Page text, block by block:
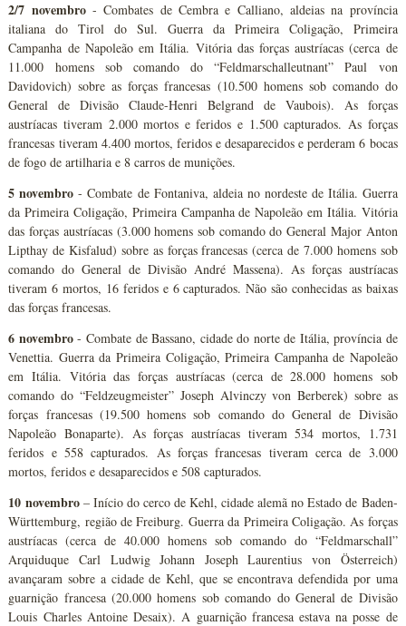
2/7 novembro- Combates de Cembra e Calliano, aldeias na província
italiana do Tirol do Sul. Guerra da Primeira Coligação, Primeira
Campanha de Napoleão em Itália. Vitória das forças austríacas (cerca de
11.000 homens sob comando do “Feldmarschalleutnant” Paul von
Davidovich) sobre as forças francesas (10.500 homens sob comando do
General de Divisão Claude-Henri Belgrand de Vaubois). As forças
austríacas tiveram 2.000 mortos e feridos e 1.500 capturados. As forças
francesas tiveram 4.400 mortos, feridos e desaparecidos e perderam 6 bocas
de fogo de artilharia e 8 carros de munições.
5 novembro - Combate de Fontaniva, aldeia no nordeste de Itália. Guerra
da Primeira Coligação, Primeira Campanha de Napoleão em Itália. Vitória
das forças austríacas (3.000 homens sob comando do General Major Anton
Lipthay de Kisfalud) sobre as forças francesas (cerca de 7.000 homens sob
comando do General de Divisão André Massena). As forças austríacas
tiveram 6 mortos, 16 feridos e 6 capturados. Não são conhecidas as baixas
das forças francesas.
6 novembro- Combate de Bassano, cidade do norte de Itália, província de
Venettia. Guerra da Primeira Coligação, Primeira Campanha de Napoleão
em Itália. Vitória das forças austríacas (cerca de 28.000 homens sob
comando do “Feldzeugmeister” Joseph Alvinczy von Berberek) sobre as
forças francesas (19.500 homens sob comando do General de Divisão
Napoleão Bonaparte). As forças austríacas tiveram 534 mortos, 1.731
feridos e 558 capturados. As forças francesas tiveram cerca de 3.000
mortos, feridos e desaparecidos e 508 capturados.
10 novembro– Início do cerco de Kehl, cidade alemã no Estado de Baden-
Württemburg, região de Freiburg. Guerra da Primeira Coligação. As forças
austríacas (cerca de 40.000 homens sob comando do “Feldmarschall”
Arquiduque Carl Ludwig Johann Joseph Laurentius von Österreich)
avançaram sobre a cidade de Kehl, que se encontrava defendida por uma
guarnição francesa (20.000 homens sob comando do General de Divisão
Louis Charles Antoine Desaix). A guarnição francesa estava na posse de